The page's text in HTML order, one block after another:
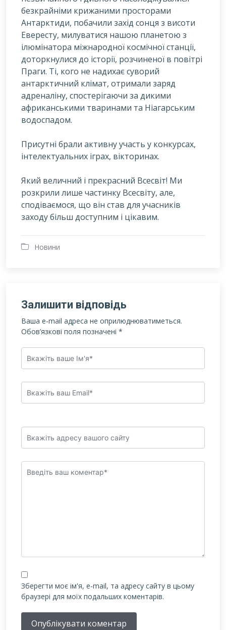
безкрайніми крижаними просторами
Антарктиди, побачили захід сонця з висоти
Евересту, милуватися нашою планетою з
ілюмінатора міжнародної космічної станції,
доторкнулися до історії, розчиненої в повітрі
Праги. Ті, кого не надихає суворий
антарктичний клімат, отримали заряд
адреналіну, спостерігаючи за дикими
африканськими тваринами та Ніагарським
водоспадом.
Присутні брали активну участь у конкурсах,
інтелектуальних іграх, вікторинах.
Який величний і прекрасний Всесвіт! Ми
розкрили лише частинку Всесвіту, але,
сподіваємося, що він став для учасників
заходу більш доступним і цікавим.
Новини
Залишити відповідь
Ваша e-mail адреса не оприлюднюватиметься.
Обов’язкові поля позначені *
Зберегти моє ім'я, e-mail, та адресу сайту в цьому
браузері для моїх подальших коментарів.
Опублікувати коментар